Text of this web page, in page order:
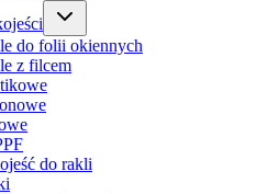
do folii okiennych
z filcem
do rakli